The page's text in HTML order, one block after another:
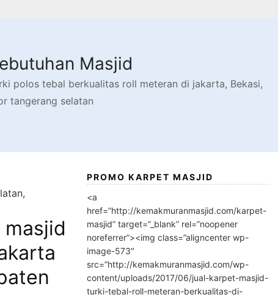
Masjid
polos tebal berkualitas roll meteran di jakarta, Bekasi,
tangerang selatan
PROMO KARPET MASJID
<a
href=”http://kemakmuranmasjid.com/karpet-
masjid” target=”_blank” rel=”noopener
noreferrer”><img class=”aligncenter wp-
image-573″
src=”http://kemakmuranmasjid.com/wp-
content/uploads/2017/06/jual-karpet-masjid-
turki-tebal-roll-meteran-berkualitas-di-